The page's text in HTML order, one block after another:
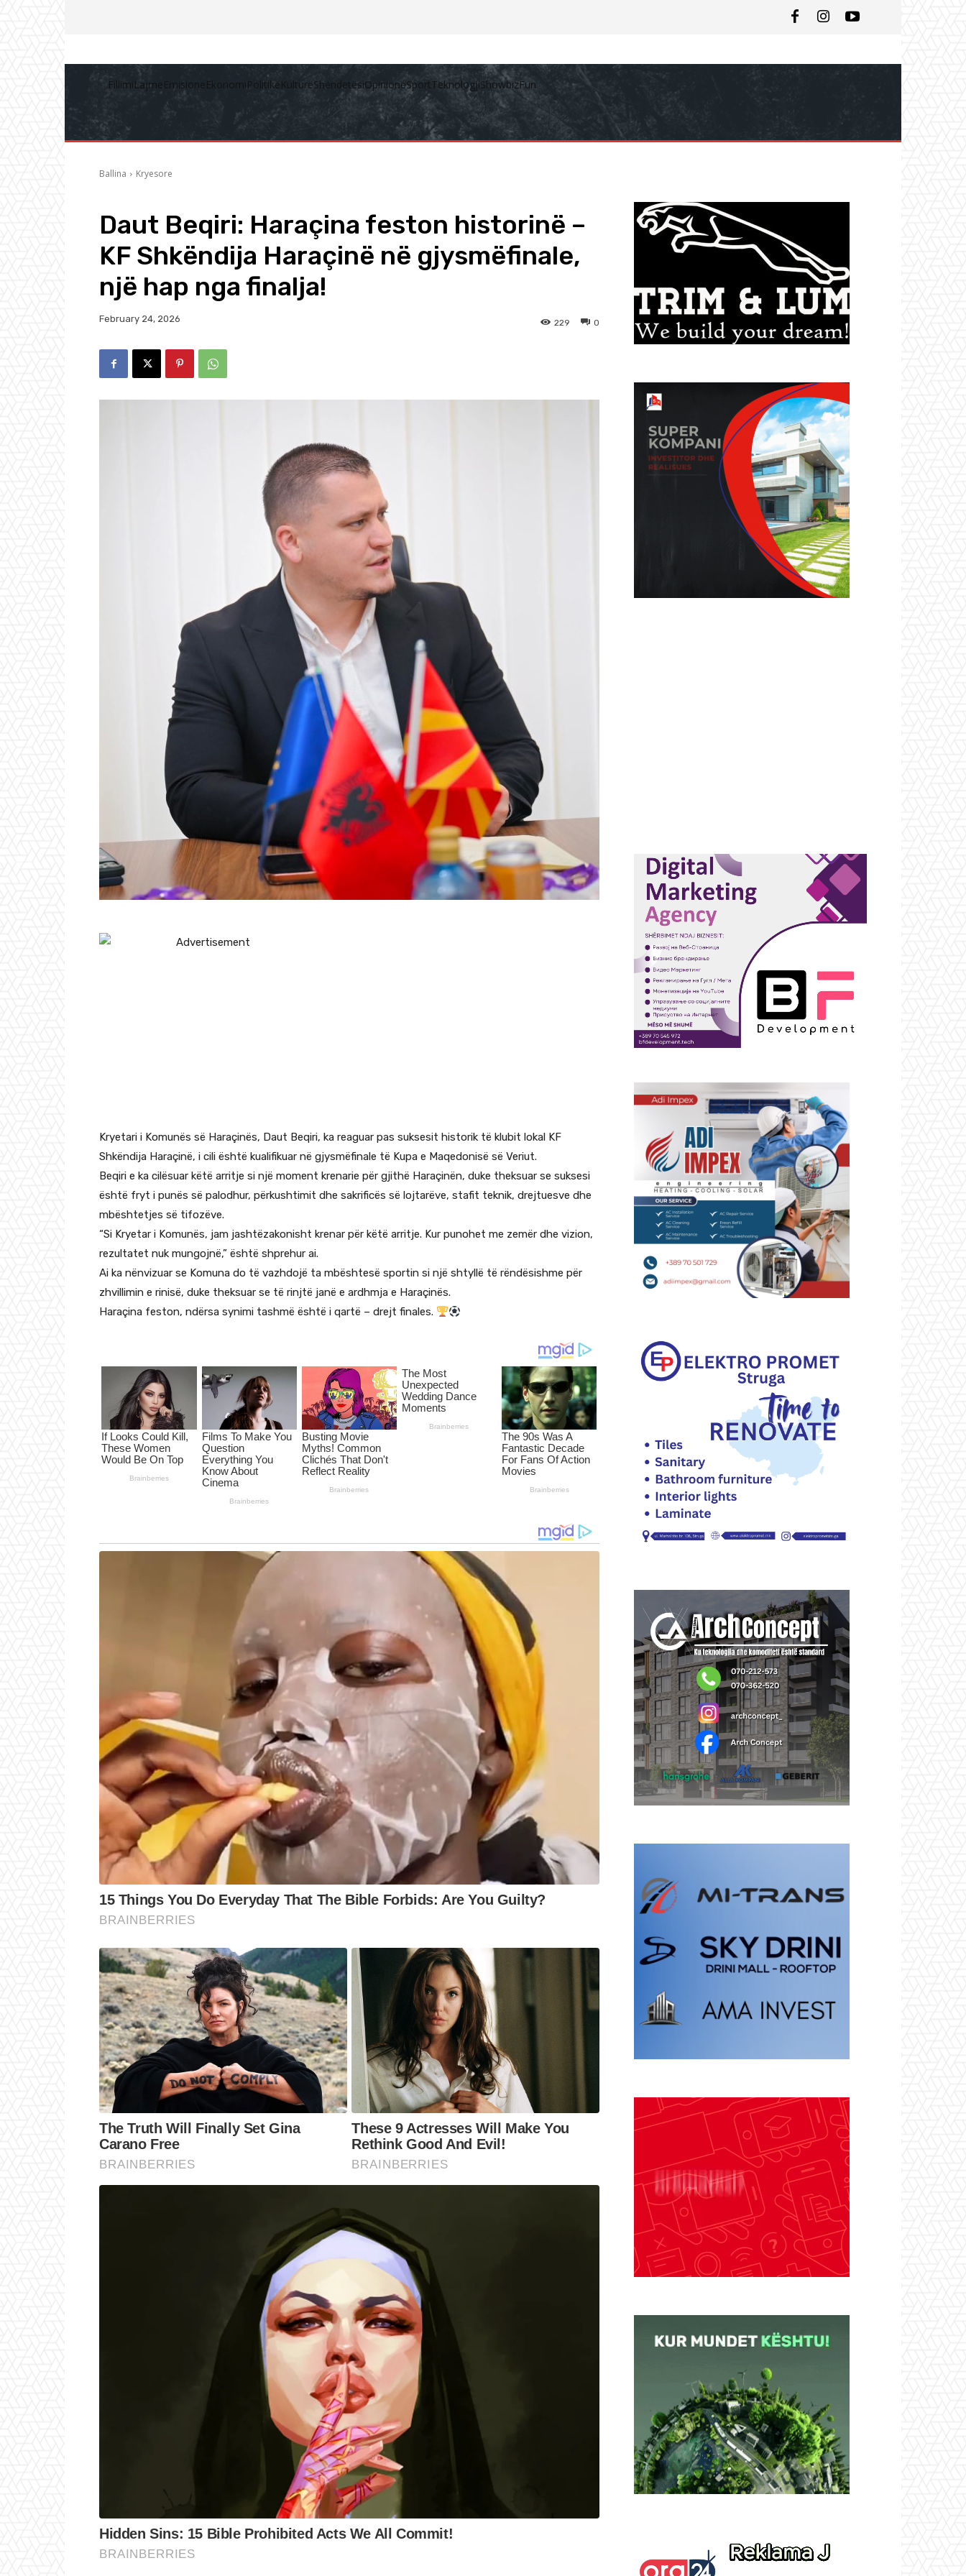
FillimiLajmeEmisioneEkonomiPolitikëKulturëShëndetësiOpinioneSportTeknologjiShowbizFun
Ballina Kryesore
Daut Beqiri: Haraçina feston historinë –
KF Shkëndija Haraçinë në gjysmëfinale,
një hap nga finalja!
February 24, 2026 0
229
Kryetari i Komunës së Haraçinës, Daut Beqiri, ka reaguar pas suksesit historik të klubit lokal KF
Shkëndija Haraçinë, i cili është kualifikuar në gjysmëfinale të Kupa e Maqedonisë së Veriut.
Beqiri e ka cilësuar këtë arritje si një moment krenarie për gjithë Haraçinën, duke theksuar se suksesi
është fryt i punës së palodhur, përkushtimit dhe sakrificës së lojtarëve, stafit teknik, drejtuesve dhe
mbështetjes së tifozëve.
“Si Kryetar i Komunës, jam jashtëzakonisht krenar për këtë arritje. Kur punohet me zemër dhe vizion,
rezultatet nuk mungojnë,” është shprehur ai.
Ai ka nënvizuar se Komuna do të vazhdojë ta mbështesë sportin si një shtyllë të rëndësishme për
zhvillimin e rinisë, duke theksuar se të rinjtë janë e ardhmja e Haraçinës.
Haraçina feston, ndërsa synimi tashmë është i qartë – drejt finales.